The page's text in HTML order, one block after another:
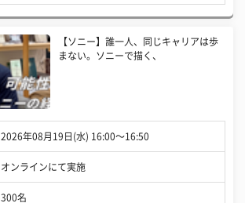
【ソニー】誰一人、同じキャリアは歩
まない。ソニーで描く、
2026年08月19日(水) 16:00〜16:50
オンラインにて実施
300名